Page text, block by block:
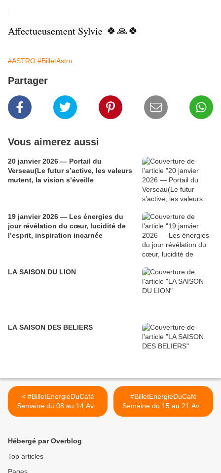
Affectueusement Sylvie 🍀🙏🍀
#ASTRO #BilletAstro
Partager
Vous aimerez aussi
20 janvier 2026 — Portail du
Verseau(Le futur s’active, les valeurs
mutent, la vision s’éveille
19 janvier 2026 — Les énergies du
jour révélation du cœur, lucidité de
l’esprit, inspiration incarnée
LA SAISON DU LION
LA SAISON DES BELIERS
< #BilletEnergieDuCafé
Semaine du 08 au 14 Avril
Arcane 51 Le Bateau
#BilletEnergieDuCafé
Semaine du 15 au 21 Avril
2019 #MainDeFatma
Hébergé par Overblog
Top articles